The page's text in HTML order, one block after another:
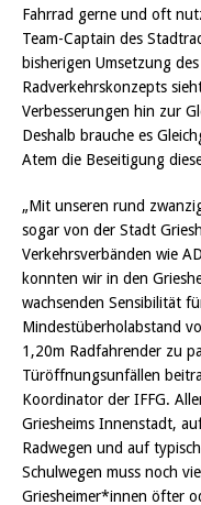
Fahrrad gerne und oft
Team-Captain des
bisherigen Umsetzung
Radverkehrskonzepts
Verbesserungen hin zur
Deshalb brauche es
Atem die Beseitigung
„Mit unseren rund
sogar von der Stadt
Verkehrsverbänden wie
konnten wir in den
wachsenden Sensibilität
Mindestüberholabstand
1,20m Radfahrender zu
Türöffnungsunfällen
Koordinator der IFFG.
Griesheims Innenstadt,
Radwegen und auf
Schulwegen muss noch
Griesheimer*innen öfter